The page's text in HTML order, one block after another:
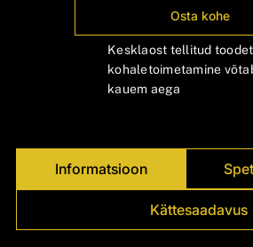
Osta kohe
Kesklaost tellitud
kohaletoimetamine
kauem aega
Informatsioon
Kättesaadavus